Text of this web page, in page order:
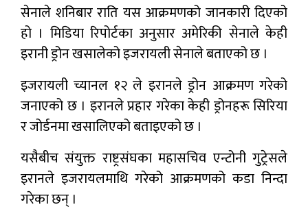
सेनाले शनिबार राति यस आक्रमणको जानकारी दिएको
हो । मिडिया रिपोर्टका अनुसार अमेरिकी सेनाले केही
इरानी ड्रोन खसालेको इजरायली सेनाले बताएको छ ।
इजरायली च्यानल १२ ले इरानले ड्रोन आक्रमण गरेको
जनाएको छ । इरानले प्रहार गरेका केही ड्रोनहरू सिरिया
र जोर्डनमा खसालिएको बताइएको छ ।
यसैबीच संयुक्त राष्ट्रसंघका महासचिव एन्टोनी गुट्रेसले
इरानले इजरायलमाथि गरेको आक्रमणको कडा निन्दा
गरेका छन् ।